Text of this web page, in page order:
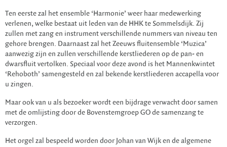
Ten eerste zal het ensemble ‘Harmonie’ weer haar medewerking
verlenen, welke bestaat uit leden van de HHK te Sommelsdijk. Zij
zullen met zang en instrument verschillende nummers van niveau ten
gehore brengen. Daarnaast zal het Zeeuws fluitensemble ‘Muzica’
aanwezig zijn en zullen verschillende kerstliederen op de pan- en
dwarsfluit vertolken. Speciaal voor deze avond is het Mannenkwintet
‘Rehoboth’ samengesteld en zal bekende kerstliederen accapella voor
u zingen.
Maar ook van u als bezoeker wordt een bijdrage verwacht door samen
met de omlijsting door de Bovenstemgroep GO de samenzang te
verzorgen.
Het orgel zal bespeeld worden door Johan van Wijk en de algemene